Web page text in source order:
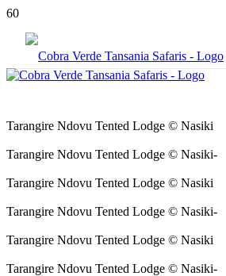
Tarangire Ndovu Tented Lodge © Nasiki
Tarangire Ndovu Tented Lodge © Nasiki-
Tarangire Ndovu Tented Lodge © Nasiki
Tarangire Ndovu Tented Lodge © Nasiki-
Tarangire Ndovu Tented Lodge © Nasiki
Tarangire Ndovu Tented Lodge © Nasiki-